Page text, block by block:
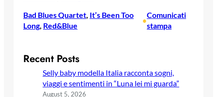
Bad Blues Quartet, It’s Been Too
Long, Red&Blue
•
Comunicati
stampa
Recent Posts
Selly baby modella Italia racconta sogni,
viaggi e sentimenti in “Luna lei mi guarda”
August 5, 2026